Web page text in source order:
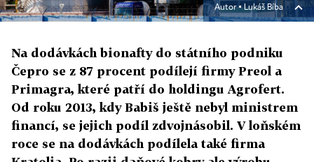
Autor ▪Lukáš Bíba
Na dodávkách bionafty do státního podniku
Čepro se z 87 procent podílejí firmy Preol a
Primagra, které patří do holdingu Agrofert.
Od roku 2013, kdy Babiš ještě nebyl ministrem
financí, se jejich podíl zdvojnásobil. V loňském
roce se na dodávkách podílela také firma